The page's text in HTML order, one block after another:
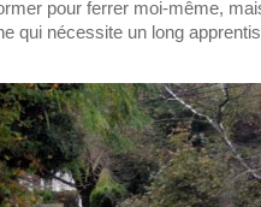
pour ferrer moi-même,
qui nécessite un long